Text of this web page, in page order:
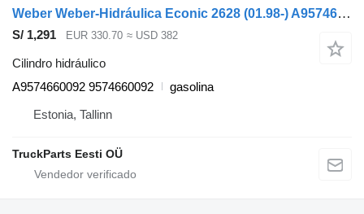
Weber Weber-Hidráulica Econic 2628 (01.98-) A9574660092 cilindro hidráulico para Mercedes-Benz Econic (1998-2014) camión de basura
S/ 1,291 EUR 330.70 ≈ USD 382
Cilindro hidráulico
A9574660092 9574660092
gasolina
Estonia, Tallinn
TruckParts Eesti OÜ